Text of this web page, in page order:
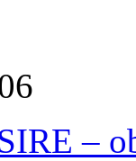
–